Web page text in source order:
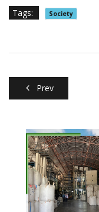
Tags: Society
Prev